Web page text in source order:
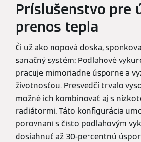
Príslušenstvo pre
prenos tepla
Či už ako nopová doska,
sanačný systém: Podlahové
pracuje mimoriadne úsporne a
životnosťou. Presvedčí trvalo
možné ich kombinovať aj s
radiátormi. Táto konfigurácia
porovnaní s čisto podlahovým
dosiahnuť až 30-percentnú